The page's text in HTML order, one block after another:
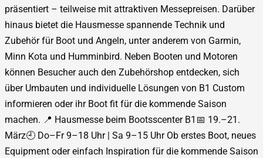
präsentiert – teilweise mit attraktiven Messepreisen. Darüber
hinaus bietet die Hausmesse spannende Technik und
Zubehör für Boot und Angeln, unter anderem von Garmin,
Minn Kota und Humminbird. Neben Booten und Motoren
können Besucher auch den Zubehörshop entdecken, sich
über Umbauten und individuelle Lösungen von B1 Custom
informieren oder ihr Boot fit für die kommende Saison
machen. 📍 Hausmesse beim Bootsscenter B1📅 19.–21.
März🕘 Do–Fr 9–18 Uhr | Sa 9–15 Uhr Ob erstes Boot, neues
Equipment oder einfach Inspiration für die kommende Saison